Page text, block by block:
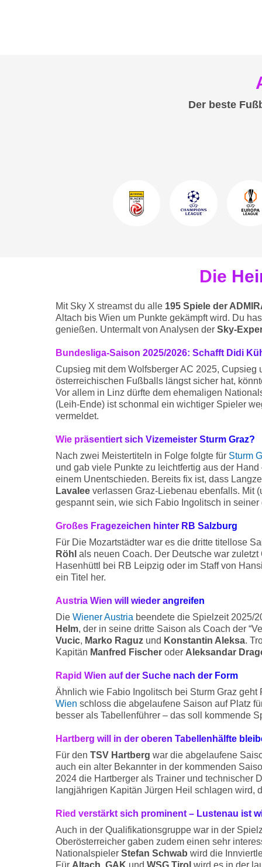
56
00
Der beste
Die
Mit Sky X streamst du alle195 Spiele der
Altach bis Wien um Punkte gekämpft wird. Du
genießen. Untermalt von Analysen der Sky-
Bundesliga-Saison 2025/2026: Schafft Didi
Cupsieg mit dem Wolfsberger AC 2025, Cupsieg
österreichischen Fußballs längst sicher hat,
Vor allem in Linz dürfte dem ehemaligen
(Leih-Ende) ist schonmal ein wichtiger Spieler
vermeldet.
Wie präsentiert sich Vizemeister Sturm Graz?
Nach zwei Meistertiteln in Folge folgte für Sturm
und gab viele Punkte zu leichtfertig aus der
einem Unentschieden. Bereits fix ist, dass
Lavaleeverlassen Graz-Liebenau ebenfalls. Mit
gespannt sein, wie sich Fabio Ingolitsch in
Großes Fragezeichen hinter RB Salzburg
Für Die Mozartstädter war es die dritte titellose
Röhl als neuen Coach. Der Deutsche war
Hasenhüttl bei RB Leipzig oder im Staff von
ein Titel her.
Austria Wien will wieder angreifen
Die Wiener Austria beendete die Spielzeit 2025/
Helm, der in seine dritte Saison als Coach der
Vucic, Marko Raguzund Konstantin Aleksa.
Kapitän Manfred Fischeroder Aleksandar
Rapid Wien auf der Suche nach der Form
Ähnlich wie Fabio Ingolitsch bei Sturm Graz geht
Wien schloss die abgelaufene Saison auf Platz
besser als Tabellenführer – das soll kommende
Hartberg will in der oberen Tabellenhälfte
Für den TSV Hartberg war die abgelaufene
auch ein alter Bekannter in der kommenden
2024 die Hartberger als Trainer und technischer
langjährigen Kapitän Jürgen Heil schlagen wird,
Ried verstärkt sich prominent – Lustenau ist
Auch in der Qualifikationsgruppe war in der
Oberösterreicher gaben zudem einen sehr
NationalspielerStefan Schwab wird die
Für Altach GAK und WSG Tirol wird es in der